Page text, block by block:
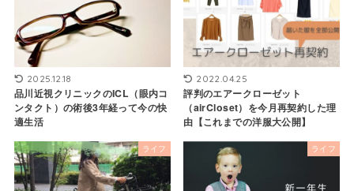
2025.12.18
品川近視クリニックのICL（眼内コ
ンタクト）の術後3年経って今の快
適生活
2022.04.25
評判のエアークローゼット
（airCloset）を今月再契約した理
由【これまでの洋服大公開】
ライフ ライフ